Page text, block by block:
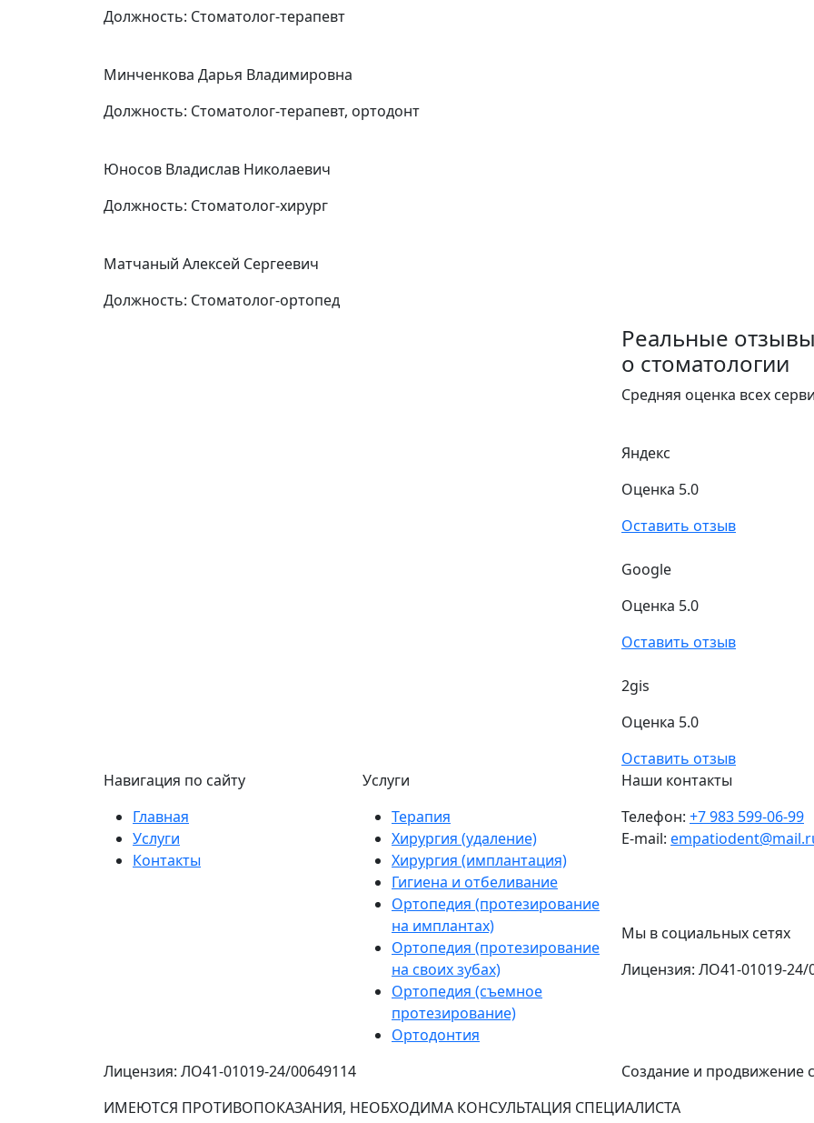
Должность: Стоматолог-терапевт
Минченкова Дарья Владимировна
Должность: Стоматолог-терапевт, ортодонт
Юносов Владислав Николаевич
Должность: Стоматолог-хирург
Матчаный Алексей Сергеевич
Должность: Стоматолог-ортопед
Реальные
о стоматологии
Средняя оценка всех
Яндекс
Оценка 5.0
Оставить отзыв
Google
Оценка 5.0
Оставить отзыв
2gis
Оценка 5.0
Оставить отзыв
Навигация по сайту
Главная
Услуги
Контакты
Услуги
Терапия
Хирургия (удаление)
Хирургия (имплантация)
Гигиена и отбеливание
Ортопедия (протезирование
на имплантах)
Ортопедия (протезирование
на своих зубах)
Ортопедия (съемное
протезирование)
Ортодонтия
Наши контакты
Телефон: +7 983 599-06-99
E-mail:
Мы в социальных сетях
Лицензия: ЛО41-01019-24/
Лицензия: ЛО41-01019-24/00649114
Создание и продвижение
ИМЕЮТСЯ ПРОТИВОПОКАЗАНИЯ, НЕОБХОДИМА КОНСУЛЬТАЦИЯ СПЕЦИАЛИСТА